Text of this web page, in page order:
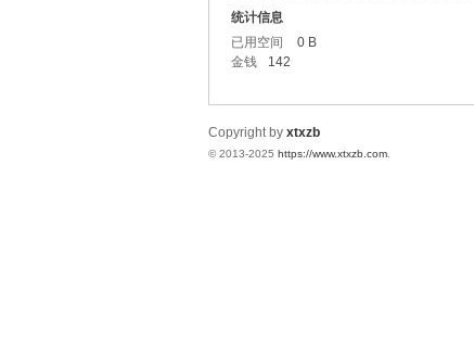
统计信息
已用空间
0 B
金钱
142
Copyright by xtxzb
© 2013-2025 https://www.xtxzb.com